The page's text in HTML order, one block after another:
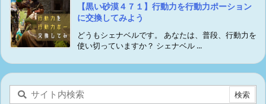
【黒い砂漠４７１】行動力を行動力ポーション
に交換してみよう
どうもシェナベルです。 あなたは、普段、行動力を
使い切っていますか？ シェナベル ...